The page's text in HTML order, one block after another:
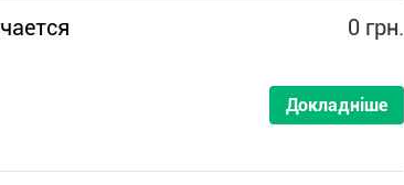
0 грн.
Докладніше